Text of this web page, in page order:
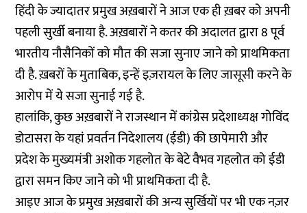
हिंदी के ज्यादातर प्रमुख अख़बारों ने आज एक ही ख़बर को अपनी
पहली सुर्खी बनाया है. अख़बारों ने कतर की अदालत द्वारा 8 पूर्व
भारतीय नौसैनिकों को मौत की सजा सुनाए जाने को प्राथमिकता
दी है. ख़बरों के मुताबिक, इन्हें इज़रायल के लिए जासूसी करने के
आरोप में ये सजा सुनाई गई है.
हालांकि, कुछ अख़बारों ने राजस्थान में कांग्रेस प्रदेशाध्यक्ष गोविंद
डोटासरा के यहां प्रवर्तन निदेशालय (ईडी) की छापेमारी और
प्रदेश के मुख्यमंत्री अशोक गहलोत के बेटे वैभव गहलोत को ईडी
द्वारा समन किए जाने को भी प्राथमिकता दी है.
आइए आज के प्रमुख अख़बारों की अन्य सुर्खियों पर भी एक नज़र